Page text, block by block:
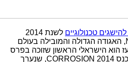
טכנולוגיים
לשנת 2014
מטעם NACE International, האגודה הגדולה והמובילה בעולם
הוא הישראלי הראשון שזוכה בפרס
זה. הפרס הוענק לו במהלך כנס CORROSION 2014, שנערך